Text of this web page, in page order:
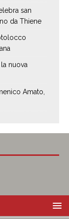
san
da Thiene
nuova
Amato,